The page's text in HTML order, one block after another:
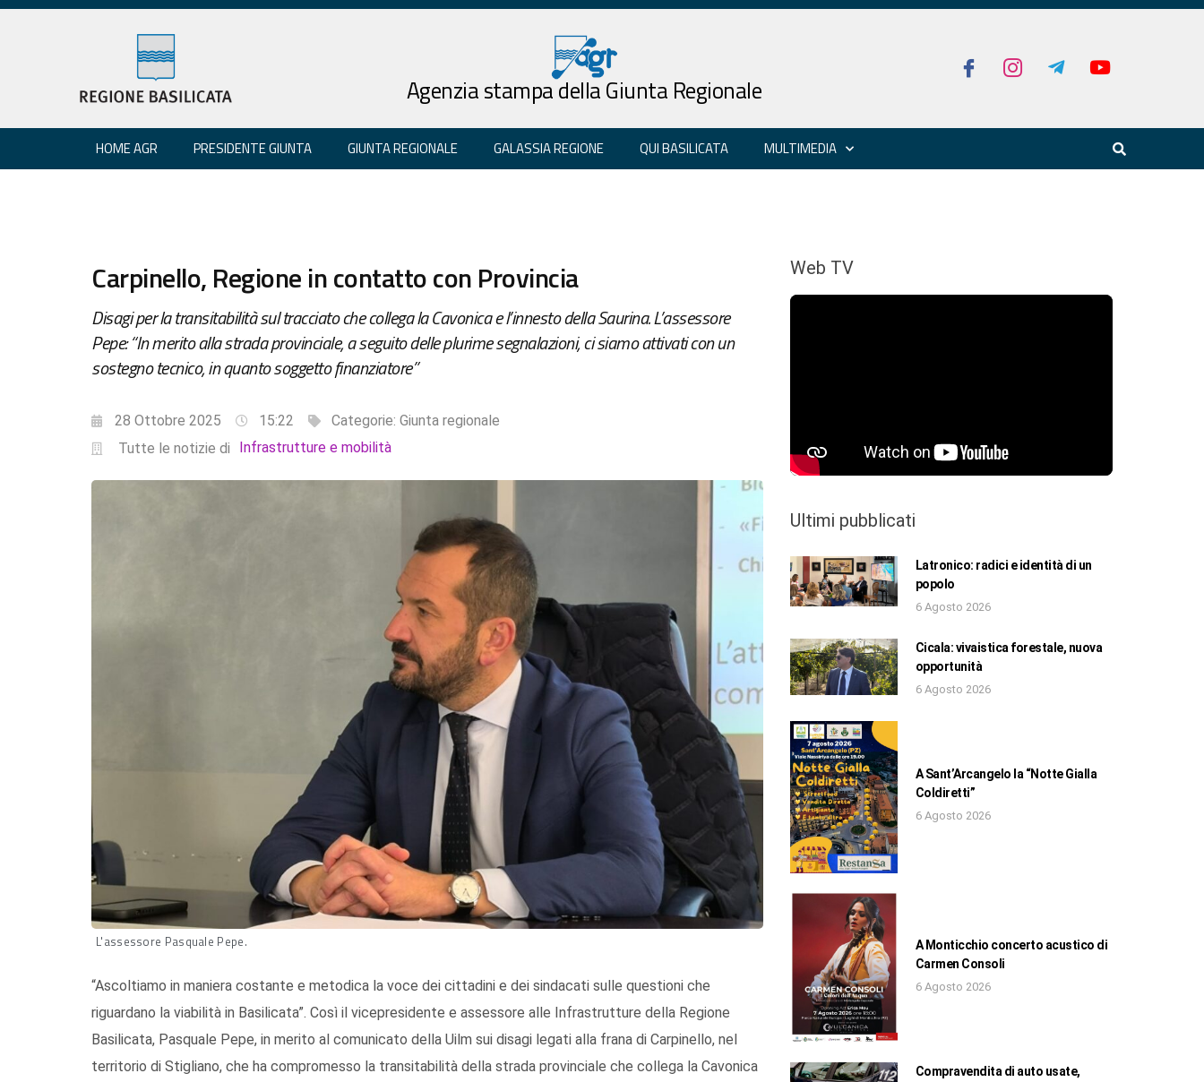
Agenzia stampa della Giunta Regionale
HOME AGR PRESIDENTE GIUNTA GIUNTA REGIONALE GALASSIA REGIONE QUI BASILICATA MULTIMEDIA
Carpinello, Regione in contatto con Provincia
Disagi per la transitabilità sul tracciato che collega la Cavonica e l’innesto della Saurina. L’assessore
Pepe: “In merito alla strada provinciale, a seguito delle plurime segnalazioni, ci siamo attivati con un
sostegno tecnico, in quanto soggetto finanziatore”
28 Ottobre 2025 15:22 Categorie: Giunta regionale
Tutte le notizie di
Infrastrutture e mobilità
L'assessore Pasquale Pepe.
“Ascoltiamo in maniera costante e metodica la voce dei cittadini e dei sindacati sulle questioni che
riguardano la viabilità in Basilicata”. Così il vicepresidente e assessore alle Infrastrutture della Regione
Basilicata, Pasquale Pepe, in merito al comunicato della Uilm sui disagi legati alla frana di Carpinello, nel
territorio di Stigliano, che ha compromesso la transitabilità della strada provinciale che collega la Cavonica
Web TV
Ultimi pubblicati
Latronico: radici e identità di un
popolo
6 Agosto 2026
Cicala: vivaistica forestale, nuova
opportunità
6 Agosto 2026
A Sant’Arcangelo la “Notte Gialla
Coldiretti”
6 Agosto 2026
A Monticchio concerto acustico di
Carmen Consoli
6 Agosto 2026
Compravendita di auto usate,